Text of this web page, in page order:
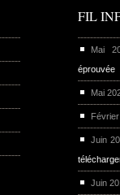
FIL
Mai
éprouvée
Mai
Juin
Juin